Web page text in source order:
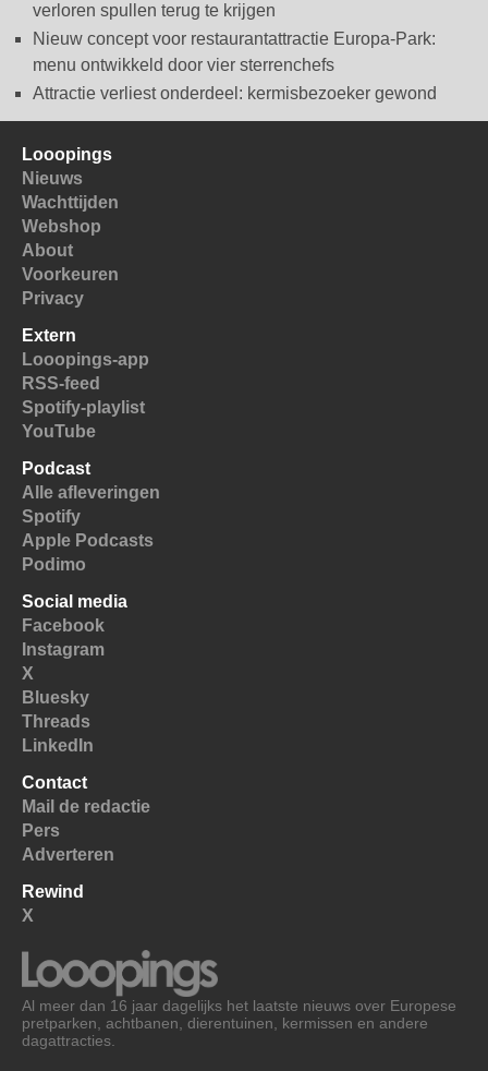
verloren spullen terug te krijgen
Nieuw concept voor restaurantattractie Europa-Park:
menu ontwikkeld door vier sterrenchefs
Attractie verliest onderdeel: kermisbezoeker gewond
Looopings
Nieuws
Wachttijden
Webshop
About
Voorkeuren
Privacy
Extern
Looopings-app
RSS-feed
Spotify-playlist
YouTube
Podcast
Alle afleveringen
Spotify
Apple Podcasts
Podimo
Social media
Facebook
Instagram
X
Bluesky
Threads
LinkedIn
Contact
Mail de redactie
Pers
Adverteren
Rewind
X
Al meer dan 16 jaar dagelijks het laatste nieuws over Europese
pretparken, achtbanen, dierentuinen, kermissen en andere
dagattracties.